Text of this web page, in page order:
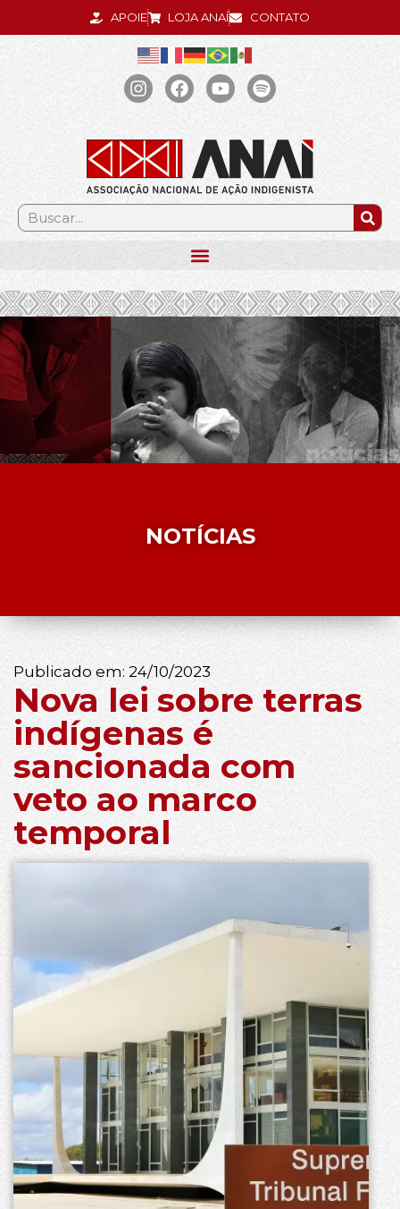
APOIE LOJA ANAÍ CONTATO
.
NOTÍCIAS
Publicado em: 24/10/2023
Nova lei sobre terras
indígenas é
sancionada com
veto ao marco
temporal